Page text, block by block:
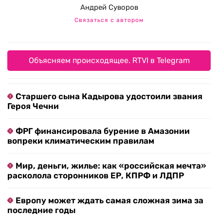
Андрей Суворов
Связаться с автором
Объясняем происходящее. RTVI в Telegram
Старшего сына Кадырова удостоили звания
Героя Чечни
ФРГ финансировала бурение в Амазонии
вопреки климатическим правилам
Мир, деньги, жилье: как «российская мечта»
расколола сторонников ЕР, КПРФ и ЛДПР
Европу может ждать самая сложная зима за
последние годы